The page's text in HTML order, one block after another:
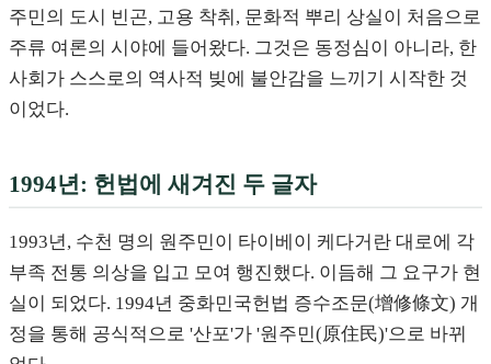
주민의 도시 빈곤, 고용 착취, 문화적 뿌리 상실이 처음으로
주류 여론의 시야에 들어왔다. 그것은 동정심이 아니라, 한
사회가 스스로의 역사적 빚에 불안감을 느끼기 시작한 것
이었다.
1994년: 헌법에 새겨진 두 글자
1993년, 수천 명의 원주민이 타이베이 케다거란 대로에 각
부족 전통 의상을 입고 모여 행진했다. 이듬해 그 요구가 현
실이 되었다. 1994년 중화민국헌법 증수조문(增修條文) 개
정을 통해 공식적으로 '산포'가 '원주민(原住民)'으로 바뀌